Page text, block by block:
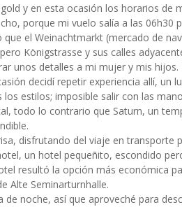
y en esta ocasión los horarios de
porque mi vuelo salía a las
el Weinachtmarkt (mercado de
Königstrasse y sus calles
unos detalles a mi mujer y mis
decidí repetir experiencia allí, un
estilos; imposible salir con las
todo lo contrario que Saturn, un
disfrutando del viaje en transporte
un hotel pequeñito, escondido
resultó la opción más económica
Alte Seminarturnhalle.
de noche, así que aproveché para